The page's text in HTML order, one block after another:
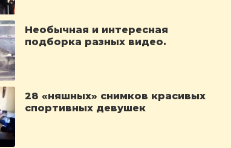
Необычная и интересная
подборка разных видео.
28 «няшных» снимков красивых
спортивных девушек